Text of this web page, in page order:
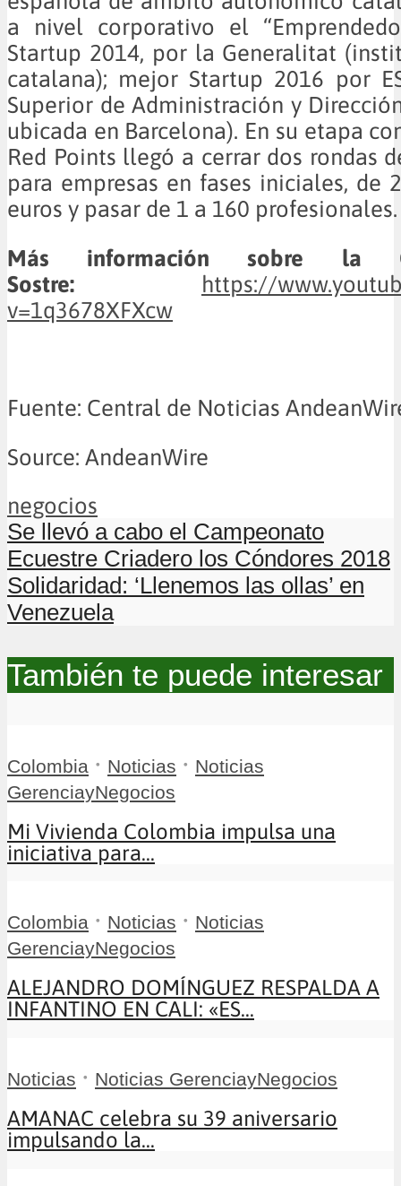
a nivel corporativo el
Startup 2014, por la Generalitat
catalana); mejor Startup 2016 por
Superior de Administración y
ubicada en Barcelona). En su etapa
Red Points llegó a cerrar dos rondas
para empresas en fases iniciales, de
euros y pasar de 1 a 160 profesionales.
Más información sobre la
Sostre: https://
v=1q3678XFXcw
Fuente: Central de Noticias
Source: AndeanWire
negocios
Se llevó a cabo el Campeonato
Ecuestre Criadero los Cóndores 2018
Solidaridad: ‘Llenemos las ollas’ en
Venezuela
También te puede interesar
Colombia • Noticias • Noticias
GerenciayNegocios
Mi Vivienda Colombia impulsa una
iniciativa para...
Colombia • Noticias • Noticias
GerenciayNegocios
ALEJANDRO DOMÍNGUEZ RESPALDA A
INFANTINO EN CALI: «ES...
Noticias • Noticias GerenciayNegocios
AMANAC celebra su 39 aniversario
impulsando la...